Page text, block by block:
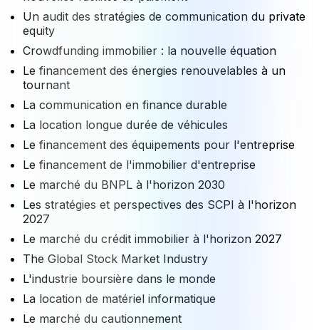
Un audit des stratégies de communication du private
equity
Crowdfunding immobilier : la nouvelle équation
Le financement des énergies renouvelables à un
tournant
La communication en finance durable
La location longue durée de véhicules
Le financement des équipements pour l'entreprise
Le financement de l'immobilier d'entreprise
Le marché du BNPL à l'horizon 2030
Les stratégies et perspectives des SCPI à l'horizon
2027
Le marché du crédit immobilier à l'horizon 2027
The Global Stock Market Industry
L'industrie boursière dans le monde
La location de matériel informatique
Le marché du cautionnement